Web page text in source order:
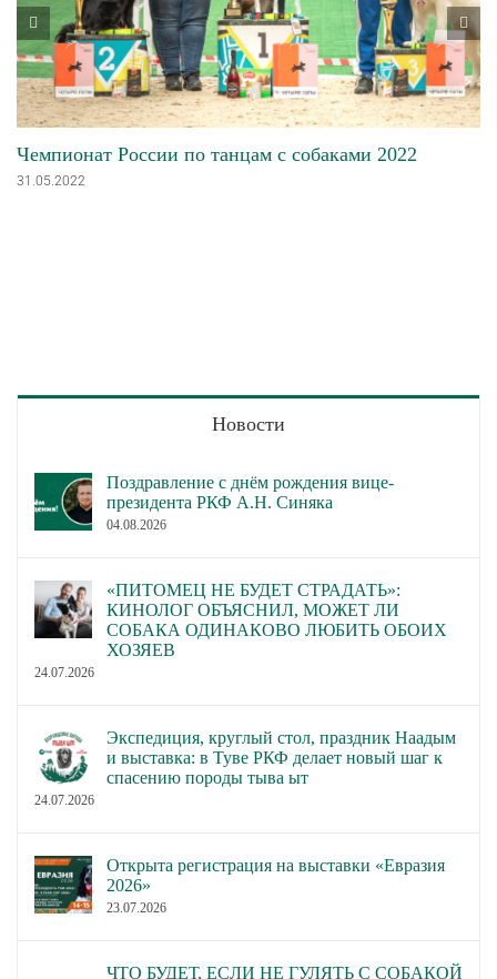
Чемпионат России по танцам с собаками 2022
31.05.2022
Новости
Поздравление с днём рождения вице-
президента РКФ А.Н. Синяка
04.08.2026
«ПИТОМЕЦ НЕ БУДЕТ СТРАДАТЬ»:
КИНОЛОГ ОБЪЯСНИЛ, МОЖЕТ ЛИ
СОБАКА ОДИНАКОВО ЛЮБИТЬ ОБОИХ
ХОЗЯЕВ
24.07.2026
Экспедиция, круглый стол, праздник Наадым
и выставка: в Туве РКФ делает новый шаг к
спасению породы тыва ыт
24.07.2026
Открыта регистрация на выставки «Евразия
2026»
23.07.2026
ЧТО БУДЕТ, ЕСЛИ НЕ ГУЛЯТЬ С СОБАКОЙ